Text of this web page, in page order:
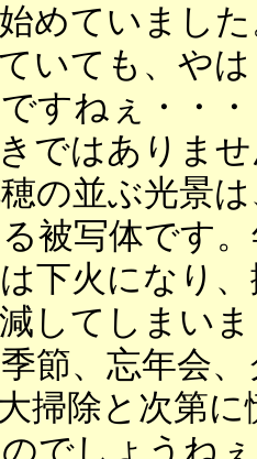
めていまし
いても、や
すねぇ・・・
ではありま
の並ぶ光景
被写体です
下火になり
してしまい
節、忘年会、
掃除と次第
でしょうね